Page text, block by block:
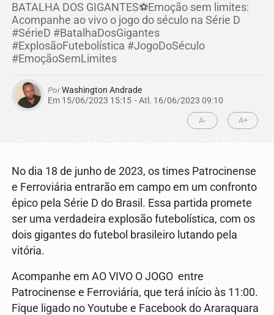
BATALHA DOS GIGANTES⚽️Emoção sem limites:
Acompanhe ao vivo o jogo do século na Série D
#SérieD #BatalhaDosGigantes
#ExplosãoFutebolística #JogoDoSéculo
#EmoçãoSemLimites
PorWashington Andrade
Em 15/06/2023 15:15 - Atl. 16/06/2023 09:10
A- A+
No dia 18 de junho de 2023, os times Patrocinense
e Ferroviária entrarão em campo em um confronto
épico pela Série D do Brasil. Essa partida promete
ser uma verdadeira explosão futebolística, com os
dois gigantes do futebol brasileiro lutando pela
vitória.
Acompanhe em AO VIVO O JOGO entre
Patrocinense e Ferroviária, que terá início às 11:00.
Fique ligado no Youtube e Facebook do Araraquara